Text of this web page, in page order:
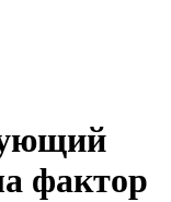
фактор